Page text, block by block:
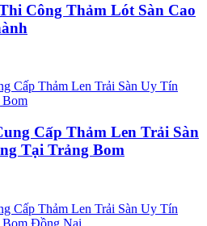
Công Thảm Lót Sàn Cao
Cấp Thảm Len Trải Sàn
Tại Trảng Bom